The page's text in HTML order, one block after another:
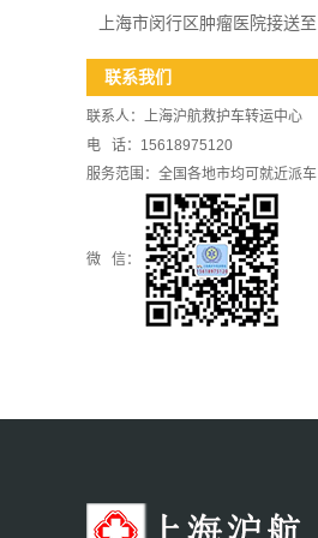
上海市闵行区肿瘤医院接送至
联系我们
联系人：上海沪航救护车转运中心
电 话：15618975120
服务范围：全国各地市均可就近派车
微 信：